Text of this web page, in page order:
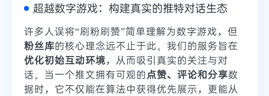
超越数字游戏：构建真实的推特对话生态
许多人误将“刷粉刷赞”简单理解为数字游戏，但
粉丝库的核心理念远不止于此。我们的服务旨在
优化初始互动环境，从而吸引真实的关注与对
话。当一个推文拥有可观的点赞、评论和分享数
据时，它不仅能在算法中获得优先展示，更能从